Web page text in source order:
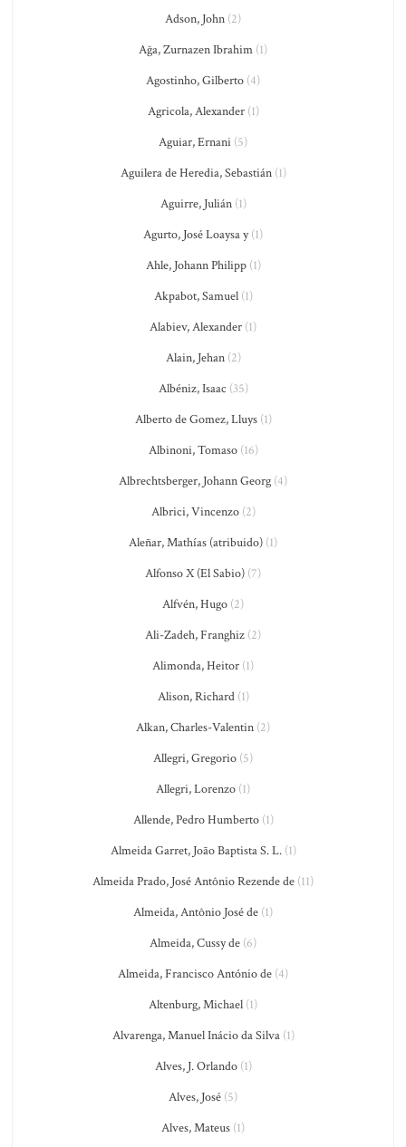
Adson, John (2)
Ağa, Zurnazen Ibrahim (1)
Agostinho, Gilberto (4)
Agricola, Alexander(1)
Aguiar, Ernani (5)
Aguilera de Heredia, Sebastián(1)
Aguirre, Julián(1)
Agurto, José Loaysa y(1)
Ahle, Johann Philipp(1)
Akpabot, Samuel(1)
Alabiev, Alexander (1)
Alain, Jehan(2)
Albéniz, Isaac (35)
Alberto de Gomez, Lluys(1)
Albinoni, Tomaso(16)
Albrechtsberger, Johann Georg (4)
Albrici, Vincenzo(2)
Aleñar, Mathías (atribuido) (1)
Alfonso X (El Sabio) (7)
Alfvén, Hugo (2)
Ali-Zadeh, Franghiz (2)
Alimonda, Heitor (1)
Alison, Richard(1)
Alkan, Charles-Valentin (2)
Allegri, Gregorio (5)
Allegri, Lorenzo (1)
Allende, Pedro Humberto(1)
Almeida Garret, João Baptista S. L.(1)
Almeida Prado, José Antônio Rezende de (11)
Almeida, Antônio José de (1)
Almeida, Cussy de (6)
Almeida, Francisco António de (4)
Altenburg, Michael (1)
Alvarenga, Manuel Inácio da Silva(1)
Alves, J. Orlando(1)
Alves, José (5)
Alves, Mateus (1)